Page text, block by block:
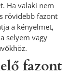
Ha valaki nem
rövidebb fazont
a kényelmet,
selyem vagy
fazont